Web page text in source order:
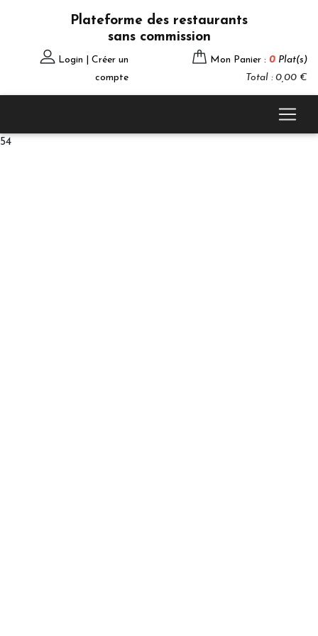
Plateforme des restaurants
sans commission
Login | Créer un
compte
Mon Panier : 0 Plat(s)
Total : 0,00 €
54